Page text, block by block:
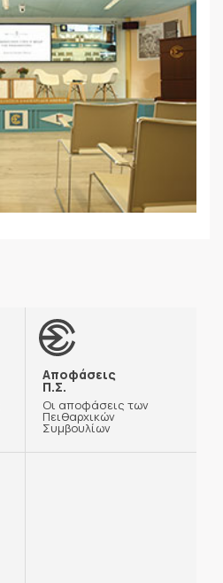
Αποφάσεις
Π.Σ.
Οι αποφάσεις των
Πειθαρχικών
Συμβουλίων